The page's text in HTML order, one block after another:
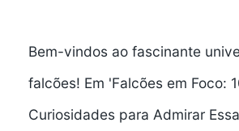
Bem-vindos ao fascinante
falcões! Em 'Falcões em Foco:
Curiosidades para Admirar